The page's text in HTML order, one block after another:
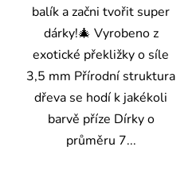
balík a začni tvořit super
dárky!🎄 Vyrobeno z
exotické překližky o síle
3,5 mm Přírodní struktura
dřeva se hodí k jakékoli
barvě příze Dírky o
průměru 7...